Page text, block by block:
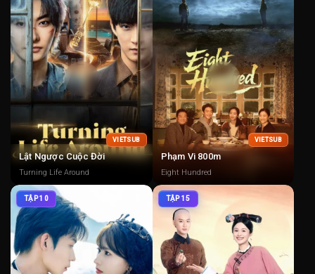
VIETSUB
Lật Ngược Cuộc Đời
Turning Life Around
VIETSUB
Phạm Vi 800m
Eight Hundred
TẬP 10 TẬP 15